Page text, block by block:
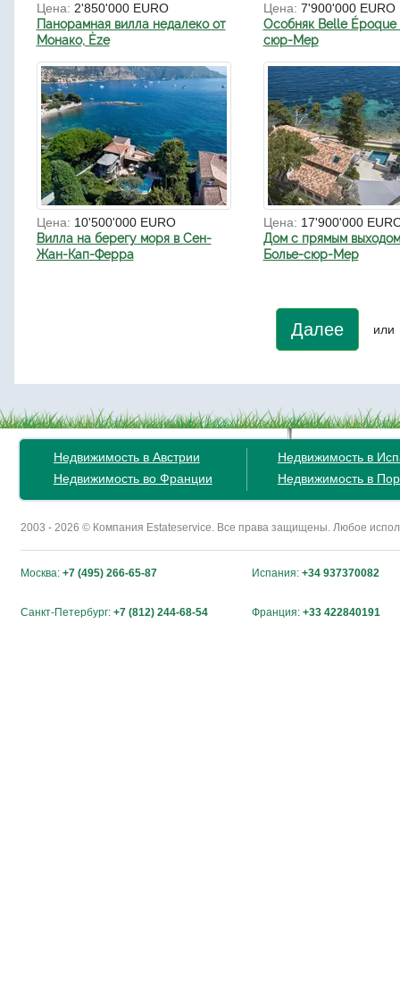
Цена: 2'850'000 EURO
Панорамная вилла недалеко от
Монако, Èze
Цена: 7'900'000 EURO
Особняк Belle Époque
сюр-Мер
Цена: 10'500'000 EURO
Вилла на берегу моря в Сен-
Жан-Кап-Ферра
Цена: 17'900'000
Дом с прямым
Болье-сюр-Мер
Далее или
Недвижимость в Австрии
Недвижимость во Франции
Недвижимость в
Недвижимость в
2003 - 2026 © Компания Estateservice. Все права защищены. Любое
Москва: +7 (495) 266-65-87 Испания: +34 937370082
Санкт-Петербург: +7 (812) 244-68-54 Франция: +33 422840191